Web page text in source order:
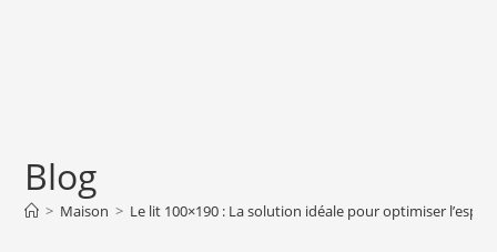
Blog
> Maison > Le lit 100×190 : La solution idéale pour optimiser